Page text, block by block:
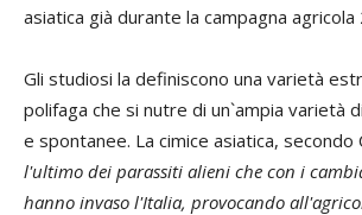
asiatica già durante la campagna agricola
Gli studiosi la definiscono una varietà
polifaga che si nutre di un`ampia varietà
e spontanee. La cimice asiatica, secondo
l'ultimo dei parassiti alieni che con i
hanno invaso l'Italia, provocando